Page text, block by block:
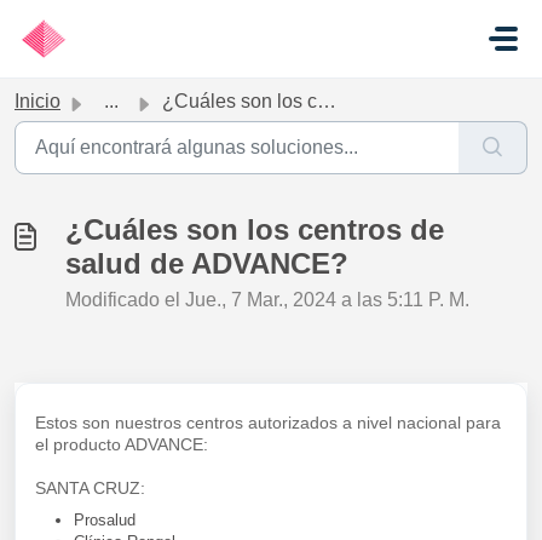
Inicio ... ¿Cuáles son los centros de salud de ADVANCE?
¿Cuáles son los centros de
salud de ADVANCE?
Modificado el Jue., 7 Mar., 2024 a las 5:11 P. M.
Estos son nuestros centros autorizados a nivel nacional para
el producto ADVANCE:
SANTA CRUZ:
Prosalud